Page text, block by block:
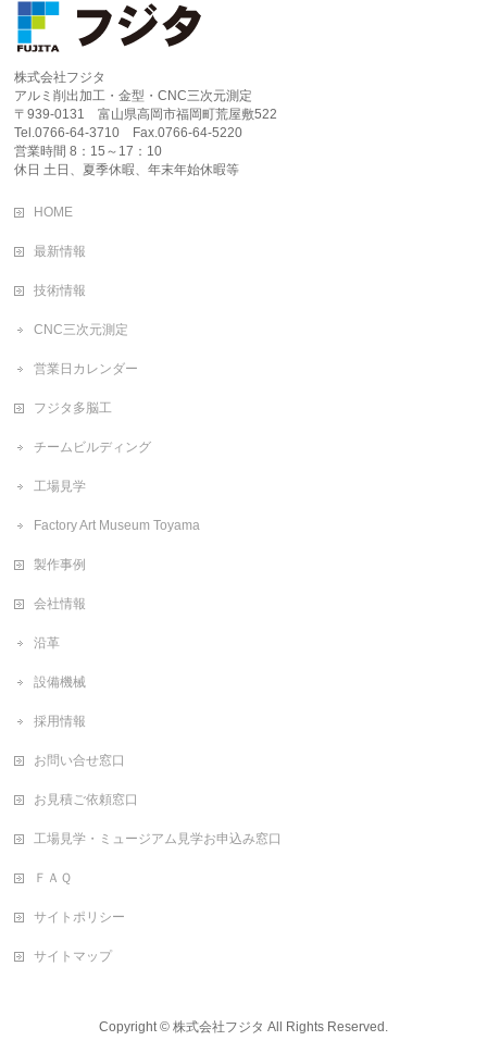
株式会社フジタ
アルミ削出加工・金型・CNC三次元測定
〒939-0131 富山県高岡市福岡町荒屋敷522
Tel.0766-64-3710 Fax.0766-64-5220
営業時間 8：15～17：10
休日 土日、夏季休暇、年末年始休暇等
HOME
最新情報
技術情報
CNC三次元測定
営業日カレンダー
フジタ多脳工
チームビルディング
工場見学
Factory Art Museum Toyama
製作事例
会社情報
沿革
設備機械
採用情報
お問い合せ窓口
お見積ご依頼窓口
工場見学・ミュージアム見学お申込み窓口
ＦＡＱ
サイトポリシー
サイトマップ
Copyright © 株式会社フジタ All Rights Reserved.